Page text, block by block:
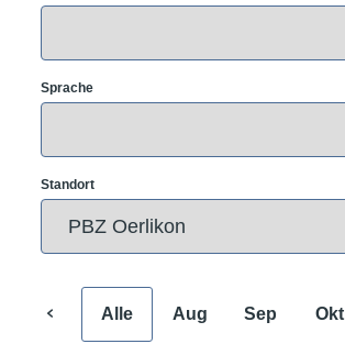
Sprache
Standort
Alle Aug Sep Okt